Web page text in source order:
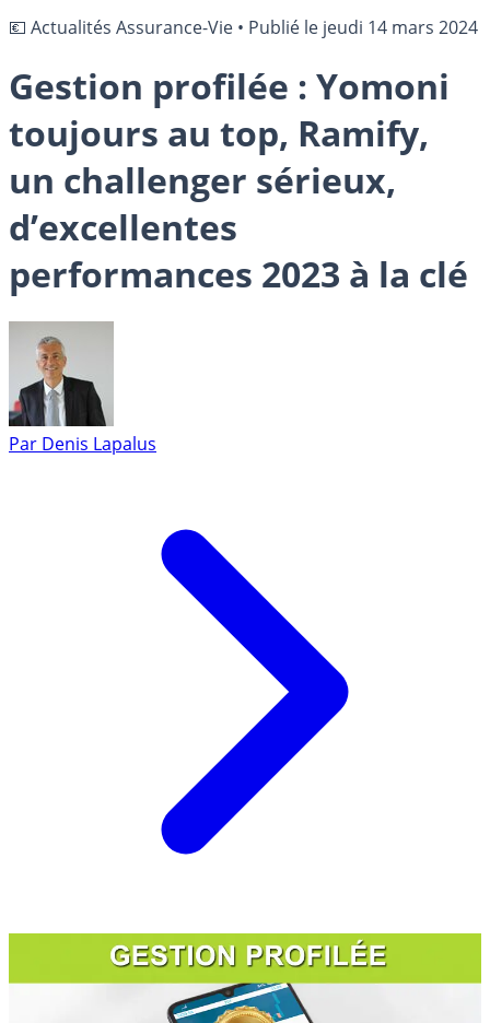
💶 Actualités Assurance-Vie • Publié le jeudi 14 mars 2024
Gestion profilée : Yomoni
toujours au top, Ramify,
un challenger sérieux,
d’excellentes
performances 2023 à la clé
Par Denis Lapalus